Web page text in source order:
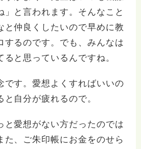
」と言われます。そんなこと
と仲良くしたいので早めに教
するのです。でも、みんなは
と思っているんですね。
です。愛想よくすればいいの
自分が疲れるので。
と愛想がない方だったのでは
た、ご朱印帳にお金をのせら